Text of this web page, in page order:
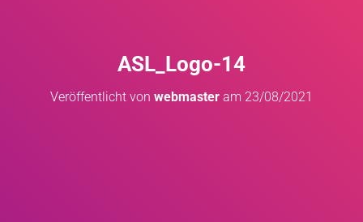
ASL_Logo-14
Veröffentlicht von webmaster am 23/08/2021